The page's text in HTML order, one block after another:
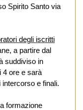
Spirito Santo via
degli iscritti
a partire dal
suddiviso in
4 ore e sarà
e finali.
formazione